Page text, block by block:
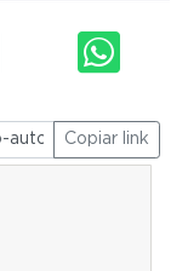
Copiar link